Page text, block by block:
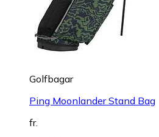
Golfbagar
Ping Moonlander Stand Bag
fr.